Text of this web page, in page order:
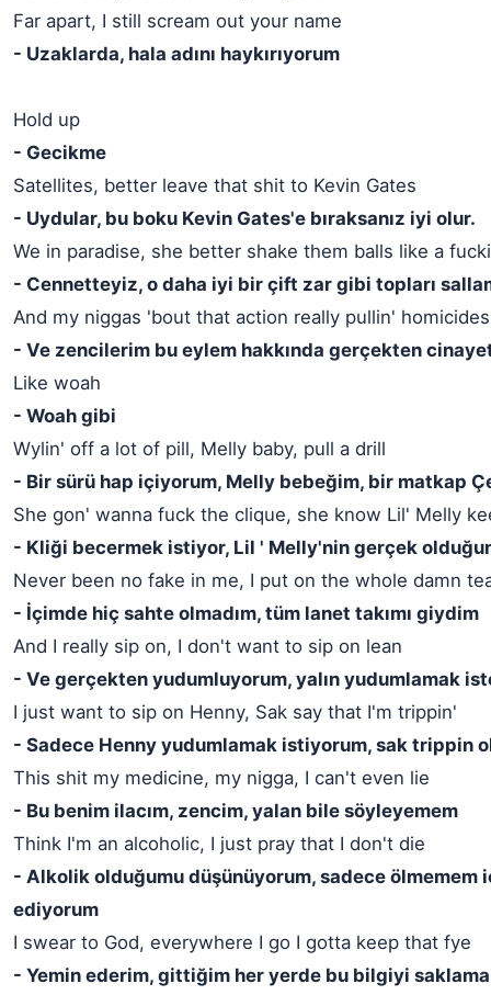
Far apart, I still scream out your name
- Uzaklarda, hala adını haykırıyorum
Hold up
- Gecikme
Satellites, better leave that shit to Kevin Gates
- Uydular, bu boku Kevin Gates'e bıraksanız iyi olur.
We in paradise, she better shake them balls like a
- Cennetteyiz, o daha iyi bir çift zar gibi topları
And my niggas 'bout that action really pullin' homicides
- Ve zencilerim bu eylem hakkında gerçekten
Like woah
- Woah gibi
Wylin' off a lot of pill, Melly baby, pull a drill
- Bir sürü hap içiyorum, Melly bebeğim, bir matkap
She gon' wanna fuck the clique, she know Lil' Melly
- Kliği becermek istiyor, Lil ' Melly'nin gerçek
Never been no fake in me, I put on the whole damn
- İçimde hiç sahte olmadım, tüm lanet takımı giydim
And I really sip on, I don't want to sip on lean
- Ve gerçekten yudumluyorum, yalın yudumlamak
I just want to sip on Henny, Sak say that I'm trippin'
- Sadece Henny yudumlamak istiyorum, sak trippin
This shit my medicine, my nigga, I can't even lie
- Bu benim ilacım, zencim, yalan bile söyleyemem
Think I'm an alcoholic, I just pray that I don't die
- Alkolik olduğumu düşünüyorum, sadece ölmemem
ediyorum
I swear to God, everywhere I go I gotta keep that fye
- Yemin ederim, gittiğim her yerde bu bilgiyi